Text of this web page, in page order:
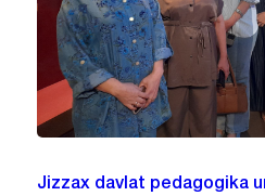
Jizzax davlat pedagogika